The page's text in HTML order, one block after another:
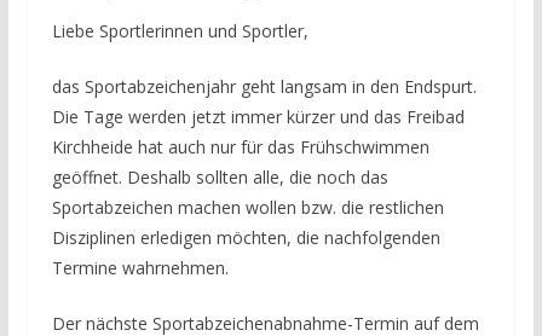
Liebe Sportlerinnen und Sportler,
das Sportabzeichenjahr geht langsam in den Endspurt.
Die Tage werden jetzt immer kürzer und das Freibad
Kirchheide hat auch nur für das Frühschwimmen
geöffnet. Deshalb sollten alle, die noch das
Sportabzeichen machen wollen bzw. die restlichen
Disziplinen erledigen möchten, die nachfolgenden
Termine wahrnehmen.
Der nächste Sportabzeichenabnahme-Termin auf dem